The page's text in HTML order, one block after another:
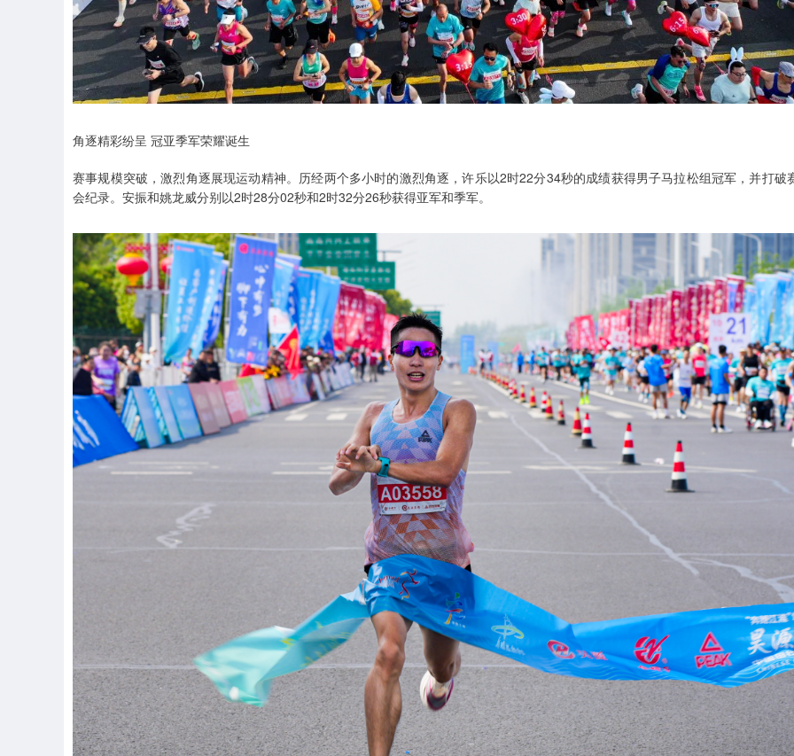
角逐精彩纷呈 冠亚季军荣耀诞生
赛事规模突破，激烈角逐展现运动精神。历经两个多小时的激烈角逐，许乐以2时22分34秒的成绩获得男子马拉松组冠军，并打破
会纪录。安振和姚龙威分别以2时28分02秒和2时32分26秒获得亚军和季军。